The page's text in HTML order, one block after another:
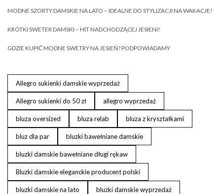
MODNE SZORTY DAMSKIE NA LATO – IDEALNE DO STYLIZACJI NA WAKACJE!
KRÓTKI SWETER DAMSKI – HIT NADCHODZĄCEJ JESIENI!
GDZIE KUPIĆ MODNE SWETRY NA JESIEŃ? PODPOWIADAMY
Allegro sukienki damskie wyprzedaż
Allegro sukienki do 50 zł allegro wyprzedaż
bluza oversized bluza relab bluza z kryształkami
bluz dla par bluzki bawełniane damskie
bluzki damskie bawełniane długi rękaw
Bluzki damskie eleganckie producent polski
bluzki damskie na lato bluzki damskie wyprzedaż